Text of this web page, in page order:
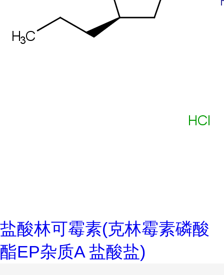
盐酸林可霉素(克林霉素磷酸
酯EP杂质A 盐酸盐)